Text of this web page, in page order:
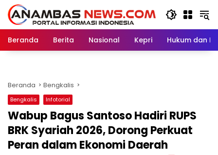
Langsung
konten
Beranda
Berita Nasional Kepri Hukum dan
Beranda Bengkalis
Bengkalis Infotorial
Wabup Bagus Santoso Hadiri RUPS
BRK Syariah 2026, Dorong Perkuat
Peran dalam Ekonomi Daerah